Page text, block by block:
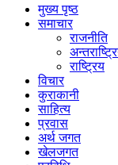
मुख्य पृष्ठ
समाचार
राजनीति
राष्ट्रिय
विचार
कुराकानी
साहित्य
प्रवास
अर्थ जगत
खेलजगत